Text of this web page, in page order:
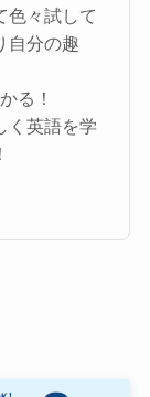
色々試して
自分の趣
る！
く英語を学